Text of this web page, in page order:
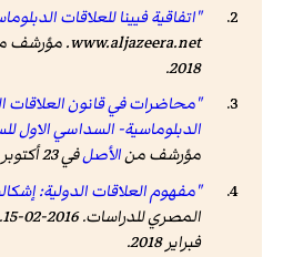
"اتفاقية فيينا للعلاقات
www.aljazeera.net. مؤرشف
2018
.
"محاضرات في قانون العلاقات
الدبلوماسية- السداسي الاول للسنة
مؤرشف منالأصلفي 23 أكتوبر 2018.
"مفهوم العلاقات الدولية:
المصري للدراسات. 2016-02-15. مؤرشف من
فبراير 2018
.